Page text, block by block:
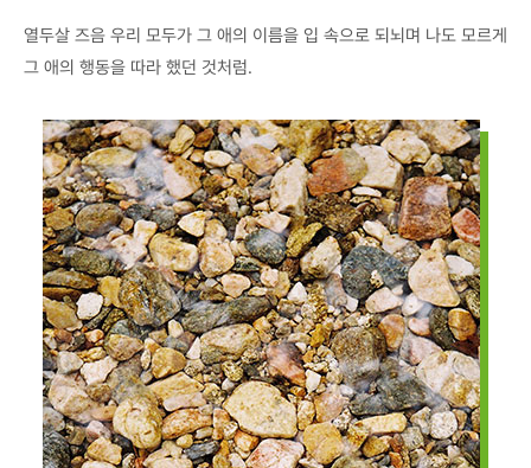
열두살 즈음 우리 모두가 그 애의 이름을 입 속으로 되뇌며 나도 모르게
그 애의 행동을 따라 했던 것처럼.